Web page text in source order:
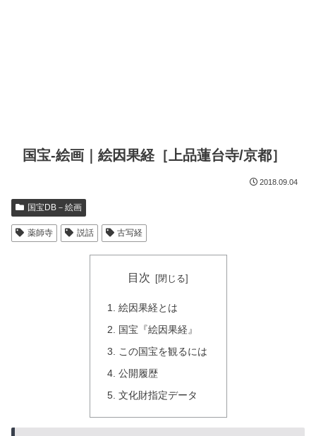
国宝-絵画｜絵因果経［上品蓮台寺/京都］
2018.09.04
国宝DB－絵画
薬師寺 説話 古写経
目次
絵因果経とは
国宝『絵因果経』
この国宝を観るには
公開履歴
文化財指定データ